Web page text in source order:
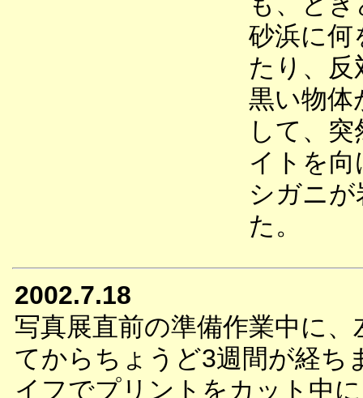
砂浜に何
たり、
黒い物
して、
イトを
シガニ
た。
2002.7.18
写真展直前の準備作業中に
てからちょうど3週間が経ち
イフでプリントをカット中